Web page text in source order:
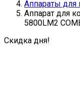
Аппараты для
Аппарат для
5800LM2
Скидка дня!